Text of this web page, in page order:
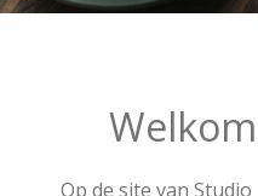
Welkom
Op de site van Studio